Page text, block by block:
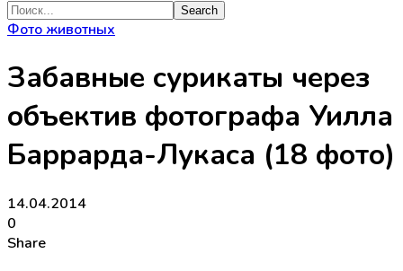
Фото животных
Забавные сурикаты через
объектив фотографа Уилла
Баррарда-Лукаса (18 фото)
14.04.2014
0
Share